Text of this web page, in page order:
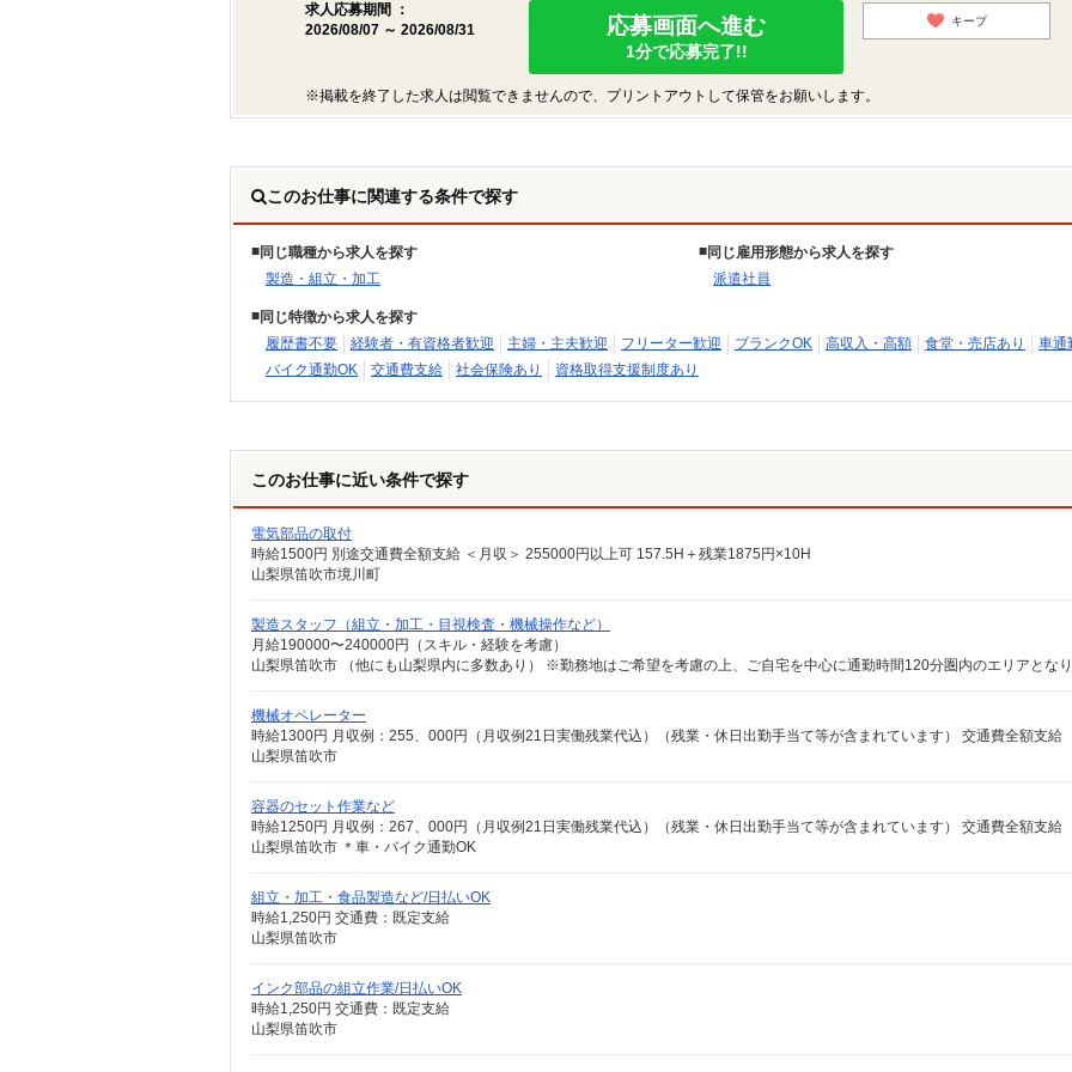
求人応募期間 ：
2026/08/07 ～ 2026/08/31
応募画面へ進む
1分で応募完了!!
キープ
※掲載を終了した求人は閲覧できませんので、プリントアウトして保管をお願いします。
このお仕事に関連する条件で探す
同じ職種から求人を探す
製造・組立・加工
同じ雇用形態から求人を探す
派遣社員
同じ特徴から求人を探す
履歴書不要
経験者・有資格者歓迎 主婦・主夫歓迎 フリーター歓迎 ブランクOK 高収入・高額 食堂・売店あり
車通
バイク通勤OK
交通費支給 社会保険あり 資格取得支援制度あり
このお仕事に近い条件で探す
電気部品の取付
時給1500円 別途交通費全額支給 ＜月収＞ 255000円以上可 157.5H＋残業1875円×10H
山梨県笛吹市境川町
製造スタッフ（組立・加工・目視検査・機械操作など）
月給190000〜240000円（スキル・経験を考慮）
機械オペレーター
時給1300円 月収例：255、000円（月収例21日実働残業代込）（残業・休日出勤手当て等が含まれています） 交通費全額支給
山梨県笛吹市
容器のセット作業など
時給1250円 月収例：267、000円（月収例21日実働残業代込）（残業・休日出勤手当て等が含まれています） 交通費全額支給
山梨県笛吹市 ＊車・バイク通勤OK
組立・加工・食品製造など/日払いOK
時給1,250円 交通費：既定支給
山梨県笛吹市
インク部品の組立作業/日払いOK
時給1,250円 交通費：既定支給
山梨県笛吹市